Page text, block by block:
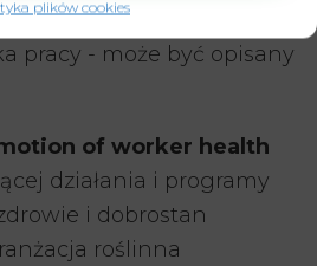
plików cookies
element programu
pracy - może być opisany
of worker health
działania i programy
i dobrostan
roślinna